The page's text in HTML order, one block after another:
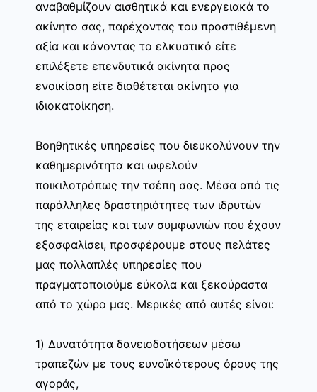
αναβαθμίζουν αισθητικά και ενεργειακά το
ακίνητο σας, παρέχοντας του προστιθέμενη
αξία και κάνοντας το ελκυστικό είτε
επιλέξετε επενδυτικά ακίνητα προς
ενοικίαση είτε διαθέτεται ακίνητο για
ιδιοκατοίκηση.
Βοηθητικές υπηρεσίες που διευκολύνουν την
καθημερινότητα και ωφελούν
ποικιλοτρόπως την τσέπη σας. Μέσα από τις
παράλληλες δραστηριότητες των ιδρυτών
της εταιρείας και των συμφωνιών που έχουν
εξασφαλίσει, προσφέρουμε στους πελάτες
μας πολλαπλές υπηρεσίες που
πραγματοποιούμε εύκολα και ξεκούραστα
από το χώρο μας. Μερικές από αυτές είναι:
1) Δυνατότητα δανειοδοτήσεων μέσω
τραπεζών με τους ευνοϊκότερους όρους της
αγοράς,